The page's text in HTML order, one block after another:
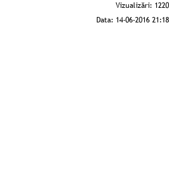
Vizualizări: 1220
Data: 14-06-2016 21:18